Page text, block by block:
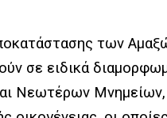
των
σε ειδικά
Νεωτέρων